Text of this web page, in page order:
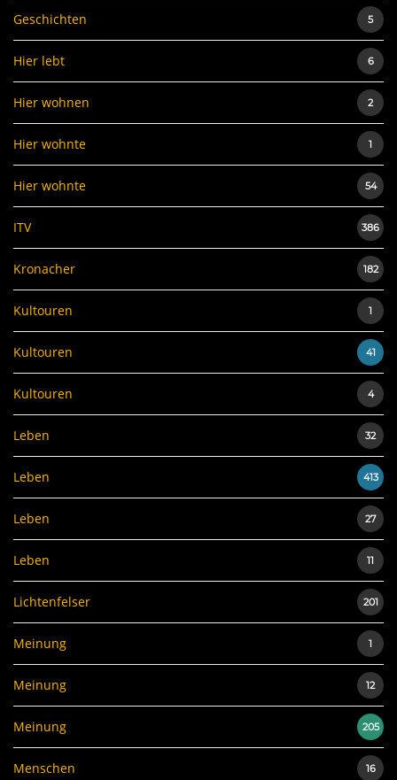
Geschichten 5
Hier lebt 6
Hier wohnen 2
Hier wohnte 1
Hier wohnte 54
ITV 386
Kronacher 182
Kultouren 1
Kultouren 41
Kultouren 4
Leben 32
Leben 413
Leben 27
Leben 11
Lichtenfelser 201
Meinung 1
Meinung 12
Meinung 205
Menschen 16